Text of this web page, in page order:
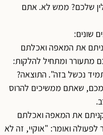
שלכם? ממש לא. אתם
שונים:
את המאפה ואכלתם
מתעורר ומתחיל להלקות:
נכשל בזה". התוצאה?
שאתם ממשיכים להרוס
את המאפה ואכלתם
ואומר: "אוקיי, זה לא